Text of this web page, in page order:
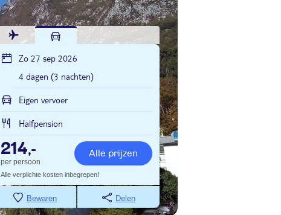
Zo 27 sep 2026
4 dagen (3 nachten)
Eigen vervoer
Halfpension
214,-
per persoon
Alle prijzen
Alle verplichte kosten inbegrepen!
Bewaren Delen